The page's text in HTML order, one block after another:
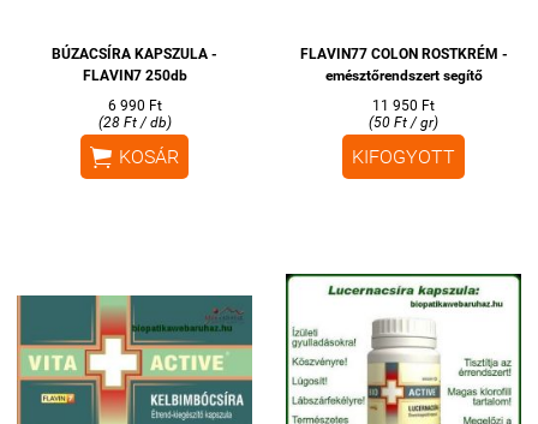
BÚZACSÍRA KAPSZULA -
FLAVIN7 250db
6 990 Ft
(28 Ft / db)
 KOSÁR
FLAVIN77 COLON ROSTKRÉM -
emésztőrendszert segítő
11 950 Ft
(50 Ft / gr)
KIFOGYOTT